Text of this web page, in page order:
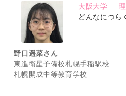
no
image
大阪大学
どんなにつら
野口遥菜さん
東進衛星予備校札幌手稲駅校
札幌開成中等教育学校